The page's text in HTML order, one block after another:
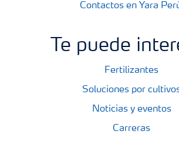
Contactos en Yara
Te puede
Fertilizantes
Soluciones por
Noticias y eventos
Carreras